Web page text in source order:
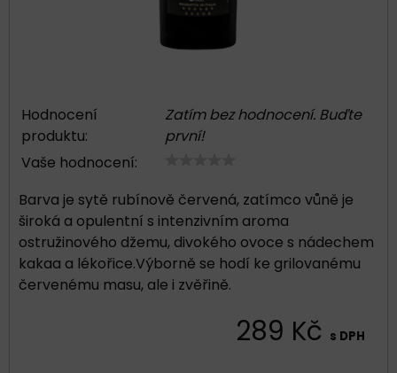
Hodnocení
produktu:
Zatím bez hodnocení. Buďte
první!
Vaše hodnocení:
Barva je sytě rubínově červená, zatímco vůně je
široká a opulentní s intenzivním aroma
ostružinového džemu, divokého ovoce s nádechem
kakaa a lékořice.Výborně se hodí ke grilovanému
červenému masu, ale i zvěřině.
289 Kč s DPH